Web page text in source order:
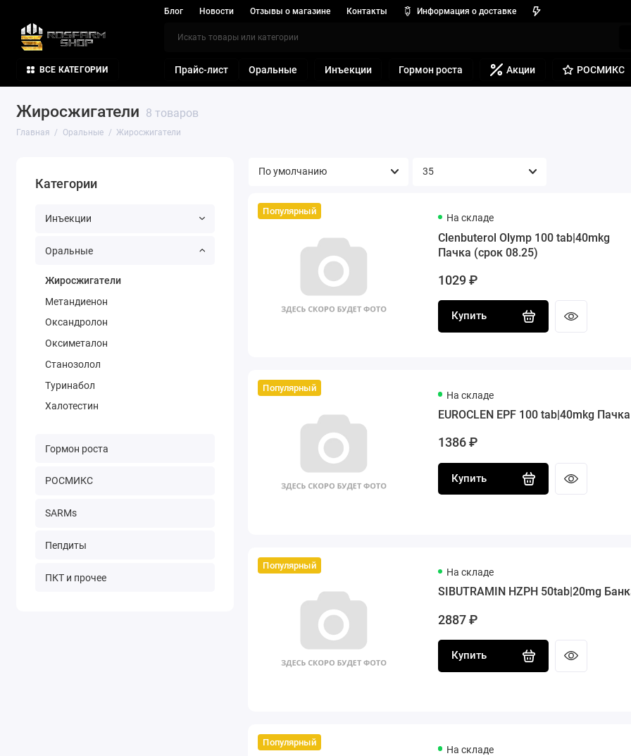
Блог Новости Отзывы о магазине Контакты Информация о доставке
ВСЕ КАТЕГОРИИ Прайс-лист Оральные Инъекции Гормон роста Акции РОСМИКС
Жиросжигатели 8 товаров
Главная Оральные Жиросжигатели
Категории
Инъекции
Оральные
Жиросжигатели
Метандиенон
Оксандролон
Оксиметалон
Станозолол
Туринабол
Халотестин
Гормон роста
РОСМИКС
SARMs
Пепдиты
ПКТ и прочее
Популярный
На складе
Clenbuterol Olymp 100 tab|40mkg
Пачка (срок 08.25)
1029 ₽
Купить
Популярный
На складе
EUROCLEN EPF 100 tab|40mkg Пачка
1386 ₽
Купить
Популярный
На складе
SIBUTRAMIN HZPH 50tab|20mg
2887 ₽
Купить
Популярный
На складе